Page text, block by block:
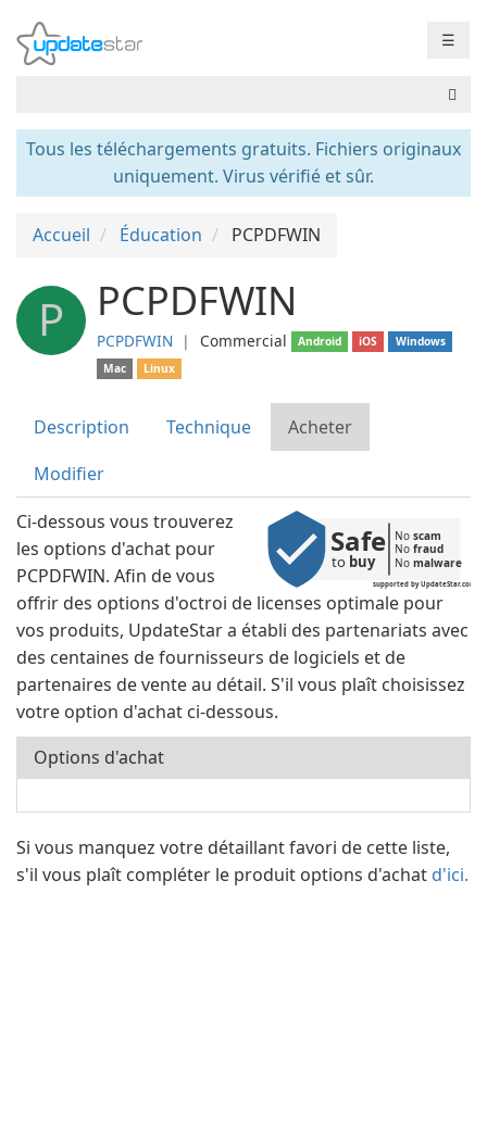
☰
Tous les téléchargements gratuits. Fichiers originaux
uniquement. Virus vérifié et sûr.
Accueil Éducation PCPDFWIN
P PCPDFWIN
PCPDFWIN ❘ Commercial Android iOS
Windows
Mac
Linux
Description Technique
Acheter
Modifier
supported by UpdateStar.com
Safe
to buy
No scam
No fraud
No malware
Ci-dessous vous trouverez
les options d'achat pour
PCPDFWIN. Afin de vous
offrir des options d'octroi de licenses optimale pour
vos produits, UpdateStar a établi des partenariats avec
des centaines de fournisseurs de logiciels et de
partenaires de vente au détail. S'il vous plaît choisissez
votre option d'achat ci-dessous.
Options d'achat
Si vous manquez votre détaillant favori de cette liste,
s'il vous plaît compléter le produit options d'achat d'ici.